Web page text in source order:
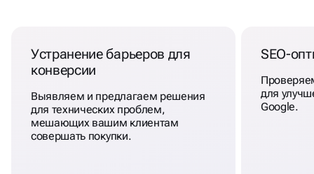
Устранение барьеров для
конверсии
Выявляем и предлагаем решения
для технических проблем,
мешающих вашим клиентам
совершать покупки.
SEO-
для
Google.